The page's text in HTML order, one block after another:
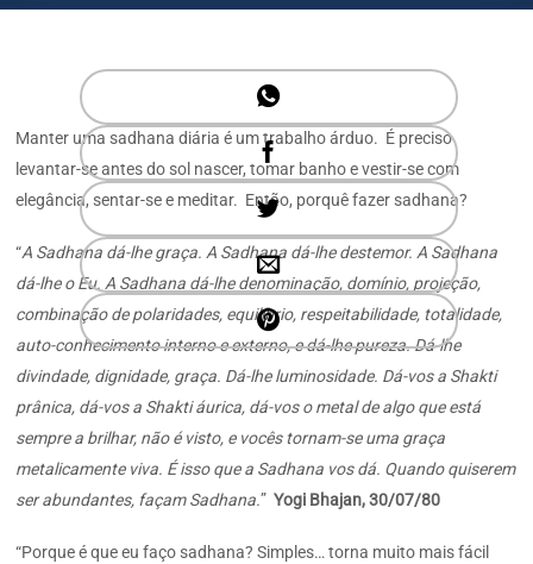
Manter uma sadhana diária é um trabalho árduo. É preciso
levantar-se antes do sol nascer, tomar banho e vestir-se com
elegância, sentar-se e meditar. Então, porquê fazer sadhana?
“A Sadhana dá-lhe graça. A Sadhana dá-lhe destemor. A Sadhana
dá-lhe o Eu. A Sadhana dá-lhe denominação, domínio, projeção,
combinação de polaridades, equilíbrio, respeitabilidade, totalidade,
auto-conhecimento interno e externo, e dá-lhe pureza. Dá-lhe
divindade, dignidade, graça. Dá-lhe luminosidade. Dá-vos a Shakti
prânica, dá-vos a Shakti áurica, dá-vos o metal de algo que está
sempre a brilhar, não é visto, e vocês tornam-se uma graça
metalicamente viva. É isso que a Sadhana vos dá. Quando quiserem
ser abundantes, façam Sadhana.”Yogi Bhajan, 30/07/80
“Porque é que eu faço sadhana? Simples… torna muito mais fácil